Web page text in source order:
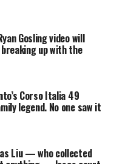
Gosling video will
up with the
Corso Italia 49
legend. No one saw it
Liu — who collected